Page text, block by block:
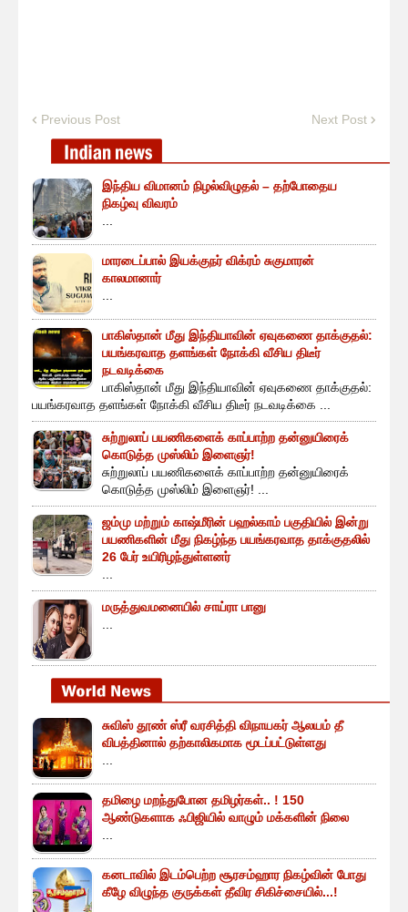
Previous Post Next Post
இந்திய விமானம் நிழல்விழுதல் – தற்போதைய
நிகழ்வு விவரம்
மாரடைப்பால் இயக்குநர் விக்ரம் சுகுமாரன்
காலமானார்
பாகிஸ்தான் மீது இந்தியாவின் ஏவுகணை தாக்குதல்:
பயங்கரவாத தளங்கள் நோக்கி வீசிய திடீர்
நடவடிக்கை
பாகிஸ்தான் மீது இந்தியாவின் ஏவுகணை தாக்குதல்:
பயங்கரவாத தளங்கள் நோக்கி வீசிய திடீர் நடவடிக்கை ...
சுற்றுலாப் பயணிகளைக் காப்பாற்ற தன்னுயிரைக்
கொடுத்த முஸ்லிம் இளைஞர்!
சுற்றுலாப் பயணிகளைக் காப்பாற்ற தன்னுயிரைக்
கொடுத்த முஸ்லிம் இளைஞர்! ...
ஜம்மு மற்றும் காஷ்மீரின் பஹல்காம் பகுதியில் இன்று
பயணிகளின் மீது நிகழ்ந்த பயங்கரவாத தாக்குதலில்
26 பேர் உயிரிழந்துள்ளனர்
மருத்துவமனையில் சாய்ரா பானு
சுவிஸ் தூண் ஸ்ரீ வரசித்தி விநாயகர் ஆலயம் தீ
விபத்தினால் தற்காலிகமாக மூடப்பட்டுள்ளது
தமிழை மறந்துபோன தமிழர்கள்.. ! 150
ஆண்டுகளாக ஃபிஜியில் வாழும் மக்களின் நிலை
கனடாவில் இடம்பெற்ற சூரசம்ஹார நிகழ்வின் போது
கீழே விழுந்த குருக்கள் தீவிர சிகிச்சையில்...!